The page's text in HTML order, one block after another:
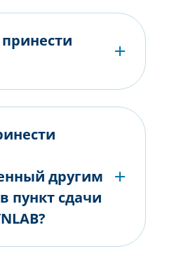
другим
пункт сдачи